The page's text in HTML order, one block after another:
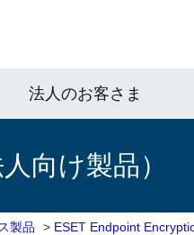
法人のお客さま
向け製品）
製品 > ESET Endpoint